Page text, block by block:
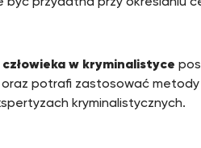
człowieka w kryminalistyce
oraz potrafi zastosować
kryminalistycznych.